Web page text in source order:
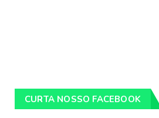
CURTA NOSSO FACEBOOK